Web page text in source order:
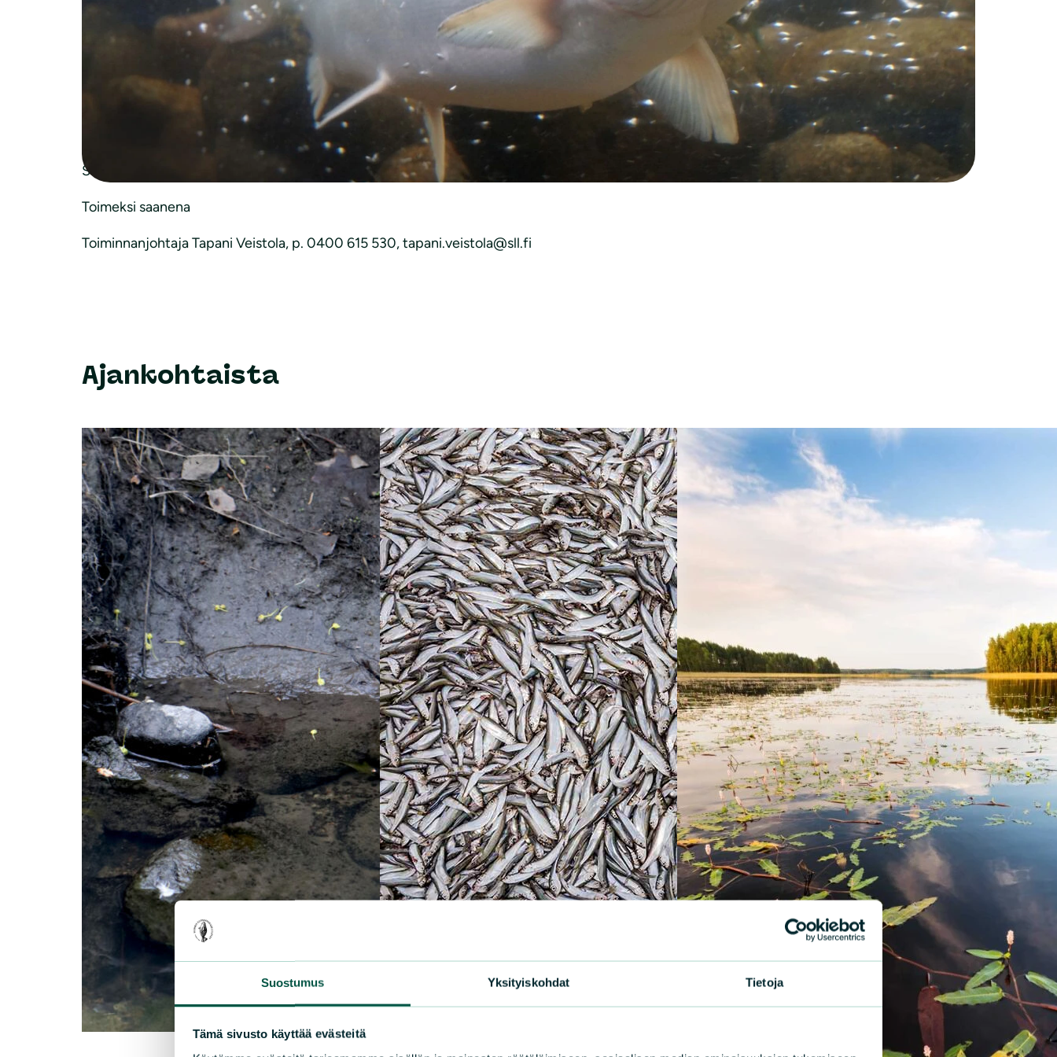
Suostumus Yksityiskohdat Tietoja
Tämä sivusto käyttää evästeitä
Asia: VN/35283/2025
Valtioneuvoston asetus kalastuksesta Tenojoen vesistön sivuvesistöissä vuonna 2026
Tenojoen vesistön lohikantojen tila on yhä hyvin huono. Periaatteessa ne eivät ole kalastuskelpoisia.
Esityksessä on tiukasti rajattuja lohenkalastusmahdollisuuksia ennen muuta paikallisen kulttuurin takia. Niitä ei missään nimessä pidä laajentaa
esityksestä. Lisäksi kalastusta ja vaikutuksia tulee tarkkaan valvoa.
SUOMEN LUONNONSUOJELULIITTO RY
Toimeksi saanena
Toiminnanjohtaja Tapani Veistola, p. 0400 615 530, tapani.veistola@sll.fi
Ajankohtaista
Luonnonsuojeluliiton lausunto